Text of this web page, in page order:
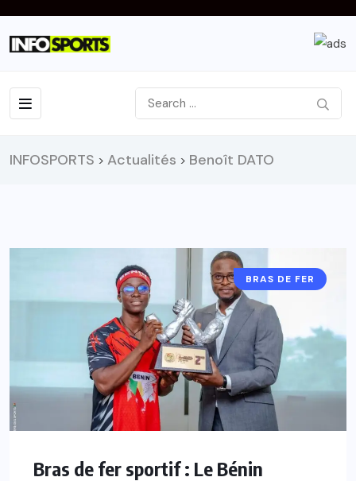
INFOSPORTS > Actualités > Benoît DATO
BRAS DE FER
Bras de fer sportif : Le Bénin